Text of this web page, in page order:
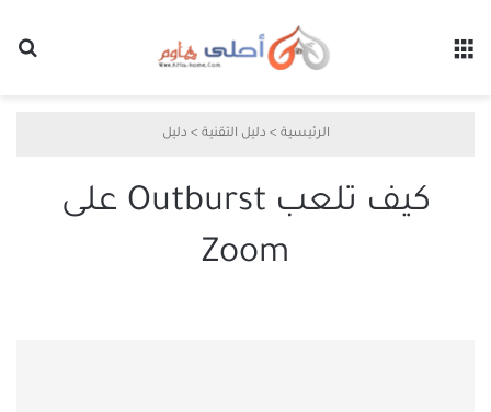
الرئيسية > دليل التقنية > دليل
كيف تلعب Outburst على
Zoom